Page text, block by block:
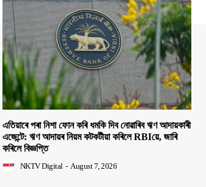
এতিয়াৰে পৰা নিশা ফোন কৰি ধমকি দিব নোৱাৰিব ঋণ আদায়কাৰী
এজেন্টে: ঋণ আদায়ৰ নিয়ম কটকটীয়া কৰিলে RBIয়ে, জাৰি
কৰিলে বিজ্ঞপ্তি
NKTV Digital - August 7, 2026